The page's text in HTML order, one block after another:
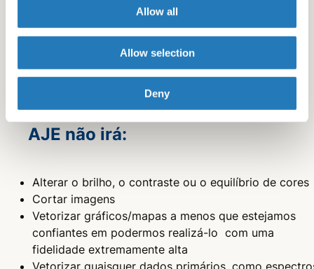
Allow all
Allow selection
Deny
Trabalhar junto aos autores para criar obras de arte
originais e animações curtas sobre os dados ou
AJE não irá:
Alterar o brilho, o contraste ou o equilíbrio de cores
Cortar imagens
Vetorizar gráficos/mapas a menos que estejamos
confiantes em podermos realizá-lo com uma
fidelidade extremamente alta
Vetorizar quaisquer dados primários, como